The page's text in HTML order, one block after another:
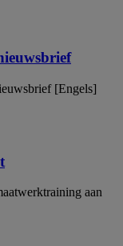
[Engels]
aan